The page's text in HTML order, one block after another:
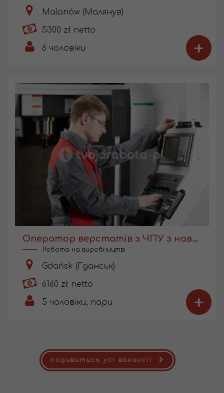
Malanów (Малянув)
5300 zł netto
6 чоловіки +
Оператор верстатів з ЧПУ з навчанням
Робота на виробництві
Gdańsk (Гданськ)
6160 zł netto
5 чоловіки, пари +
подивитись усі вакансії